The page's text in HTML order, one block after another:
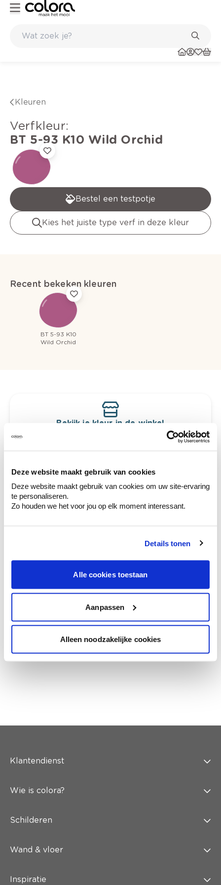
Deze website maakt gebruik van cookies
Deze website maakt gebruik van cookies om uw site-ervaring
te personaliseren.
Zo houden we het voor jou op elk moment interessant.
Details tonen
Alle cookies toestaan
Aanpassen
Alleen noodzakelijke cookies
Kleuren
verfkleur:
BT 5-93 K10 Wild Orchid
Bestel een testpotje
Kies het juiste type verf in deze kleur
Recent bekeken kleuren
BT 5-93 K10
Wild Orchid
Bekijk je kleur in de winkel
Ontdek er kleurechte stalen van je
te verfijnen.
Krijg persoonlijk advies om kleuren te
combineren.
Krijg kleuradvies op basis van de lichtinval
en je meubels.
Krijg ineens een technologische check-up
Klantendienst
Wie is colora?
Schilderen
Wand & vloer
Inspiratie